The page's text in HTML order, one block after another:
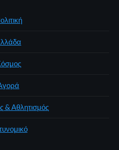
& Αθλητισμός